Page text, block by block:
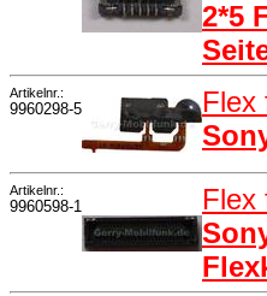
2*5
Artikelnr.:
9960298-5
Flex
Artikelnr.:
9960598-1
Flex